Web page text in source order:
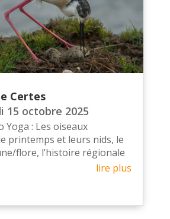
Certes
15 octobre 2025
Yoga : Les oiseaux
printemps et leurs nids, le
flore, l’histoire régionale
lire plus